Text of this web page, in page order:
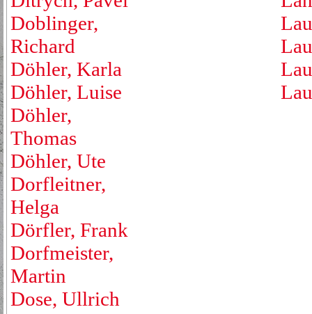
Doblinger,
Richard
Döhler, Karla
Döhler, Luise
Döhler,
Thomas
Döhler, Ute
Dorfleitner,
Helga
Dörfler, Frank
Dorfmeister,
Martin
Dose, Ullrich